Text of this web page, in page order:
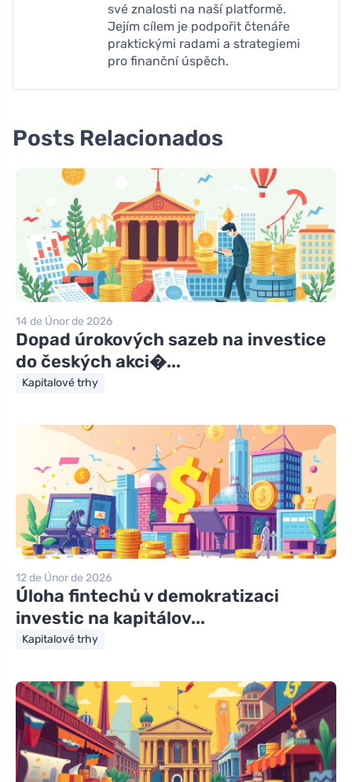
své znalosti na naší platformě.
Jejím cílem je podpořit čtenáře
praktickými radami a strategiemi
pro finanční úspěch.
Posts Relacionados
14 de Únor de 2026
Dopad úrokových sazeb na investice
do českých akci�...
Kapitalové trhy
12 de Únor de 2026
Úloha fintechů v demokratizaci
investic na kapitálov...
Kapitalové trhy